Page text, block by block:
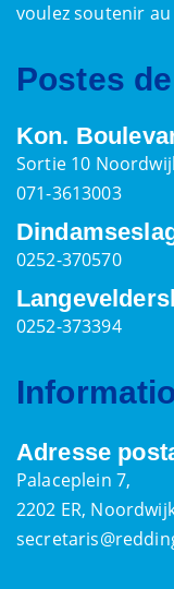
voulez soutenir
Postes
Kon.
Sortie 10
071-3613003
0252-370570
0252-373394
Adresse
Palaceplein 7,
2202 ER,